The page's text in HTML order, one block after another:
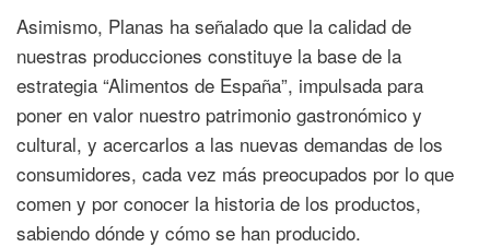
Asimismo, Planas ha señalado que la calidad de
nuestras producciones constituye la base de la
estrategia “Alimentos de España”, impulsada para
poner en valor nuestro patrimonio gastronómico y
cultural, y acercarlos a las nuevas demandas de los
consumidores, cada vez más preocupados por lo que
comen y por conocer la historia de los productos,
sabiendo dónde y cómo se han producido.